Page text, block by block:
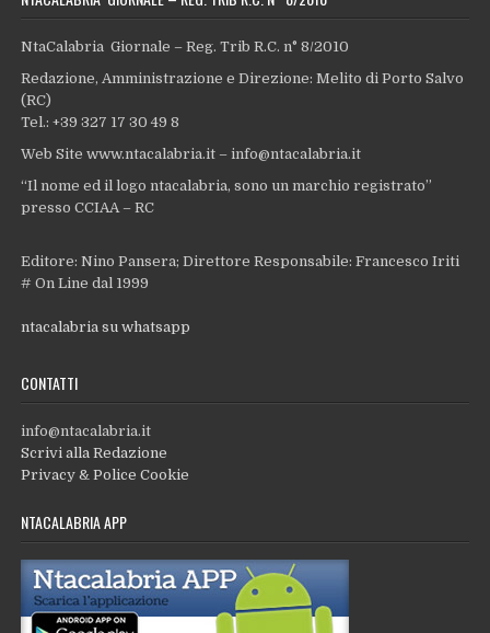
NtaCalabria Giornale – Reg. Trib R.C. n° 8/2010
Redazione, Amministrazione e Direzione: Melito di Porto Salvo
(RC)
Tel.: +39 327 17 30 49 8
Web Site www.ntacalabria.it – info@ntacalabria.it
“Il nome ed il logo ntacalabria, sono un marchio registrato”
presso CCIAA – RC
Editore: Nino Pansera; Direttore Responsabile: Francesco Iriti
# On Line dal 1999
ntacalabria su whatsapp
CONTATTI
info@ntacalabria.it
Scrivi alla Redazione
Privacy & Police Cookie
NTACALABRIA APP